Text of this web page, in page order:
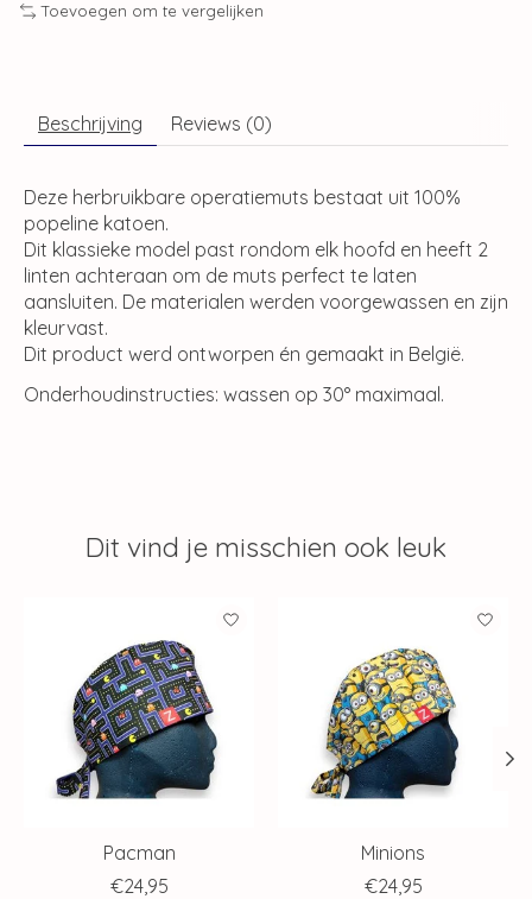
Toevoegen om te vergelijken
Beschrijving Reviews (0)
Deze herbruikbare operatiemuts bestaat uit 100%
popeline katoen.
Dit klassieke model past rondom elk hoofd en heeft 2
linten achteraan om de muts perfect te laten
aansluiten. De materialen werden voorgewassen en zijn
kleurvast.
Dit product werd ontworpen én gemaakt in België.
Onderhoudinstructies: wassen op 30° maximaal.
Dit vind je misschien ook leuk
Items van productcarrousel
Pacman
€24,95
Minions
€24,95